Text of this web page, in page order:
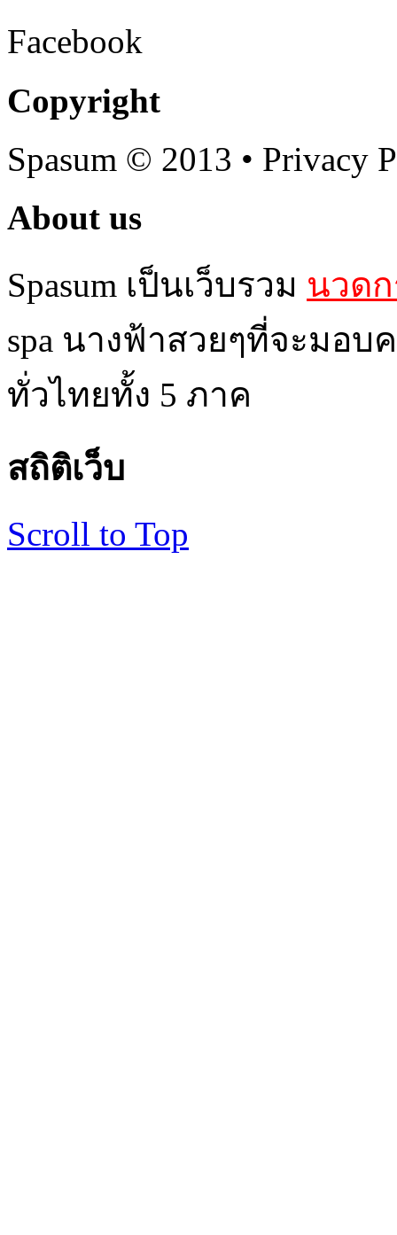
Facebook
Copyright
Spasum © 2013 • Privacy
About us
Spasum เป็นเว็บรวม นวด
spa นางฟ้าสวยๆที่จะมอ
ทั่วไทยทั้ง 5 ภาค
สถิติเว็บ
Scroll to Top